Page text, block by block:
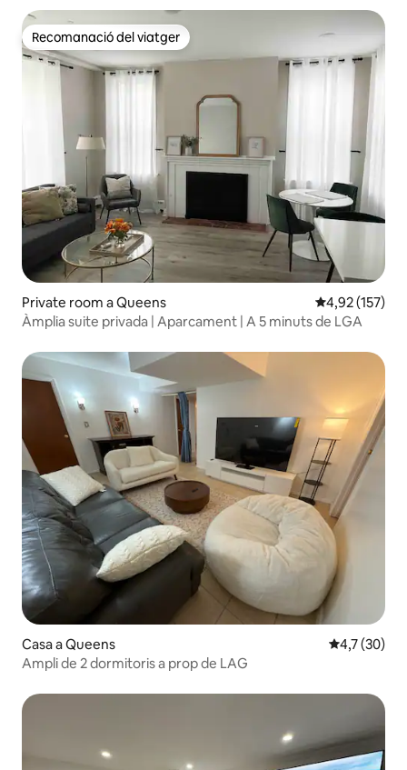
Recomanació del viatger
Recomanació del viatger
Private room a Queens 4,92 de
4,92 (157)
Àmplia suite privada | Aparcament | A 5 minuts de LGA
Casa a Queens 4,7 de
4,7 (30)
Ampli de 2 dormitoris a prop de LAG